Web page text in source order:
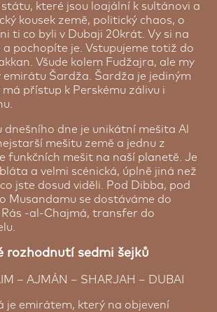
které jsou loajální k sultánovi a
kousek země, politický chaos, o
ti co byli v Dubaji 20krát. Vy si na
a pochopíte je. Vstupujeme totiž do
Všude kolem Fudžajra, ale my
emirátu Šardža. Šardža je jediným
přístup k Perskému zálivu i
dnešního dne je unikátní mešita Al
mešitu země a jednu z
funkčních mešit na naší planetě. Je
a velmi scénická, úplně jiná než
jste dosud viděli. Pod Dibba, pod
Musandamu se dostáváme do
-al-Chajmá, transfer do
rozhodnutí sedmi šejků
– AJMÁN – SHARJAH – DUBAI
je emirátem, který na objevení